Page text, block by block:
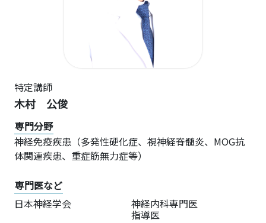
特定講師
木村 公俊
専門分野
神経免疫疾患（多発性硬化症、視神経脊髄炎、MOG抗
体関連疾患、重症筋無力症等）
専門医など
日本神経学会
神経内科専門医
指導医